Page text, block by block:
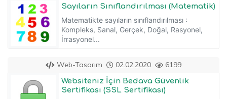
Sayıların Sınıflandırılması (Matematik)
Matematikte sayıların sınıflandırılması :
Kompleks, Sanal, Gerçek, Doğal, Rasyonel,
İrrasyonel...
Web-Tasarım 02.02.2020 6199
Websiteniz İçin Bedava Güvenlik
Sertifikası (SSL Sertifikası)